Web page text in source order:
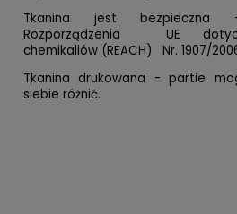
Tkanina jest bezpieczna
Rozporządzenia UE
chemikaliów (REACH) Nr. 1907/
Tkanina drukowana - partie
siebie różnić.